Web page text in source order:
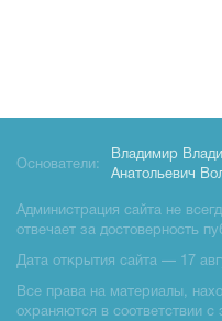
Основатели:
Владимир
Анатольевич
Администрация сайта не
отвечает за достоверность
Дата открытия сайта — 17
Все права на материалы,
охраняются в соответствии